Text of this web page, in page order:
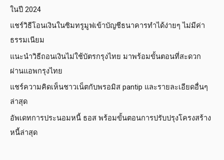
ในปี 2024
แชร์วิธีโอนเงินในซิมทรูมูฟเข้าบัญชีธนาคารทำได้ง่ายๆ ไม่มีค่า
ธรรมเนียม
แนะนำวิธีถอนเงินไม่ใช้บัตรกรุงไทย มาพร้อมขั้นตอนที่สะดวก
ผ่านแอพกรุงไทย
แชร์ความคิดเห็นชาวเน็ตกับพรอมิส pantip และรายละเอียดอื่นๆ
ล่าสุด
อัพเดทการประนอมหนี้ ธอส พร้อมขั้นตอนการปรับปรุงโครงสร้าง
หนี้ล่าสุด